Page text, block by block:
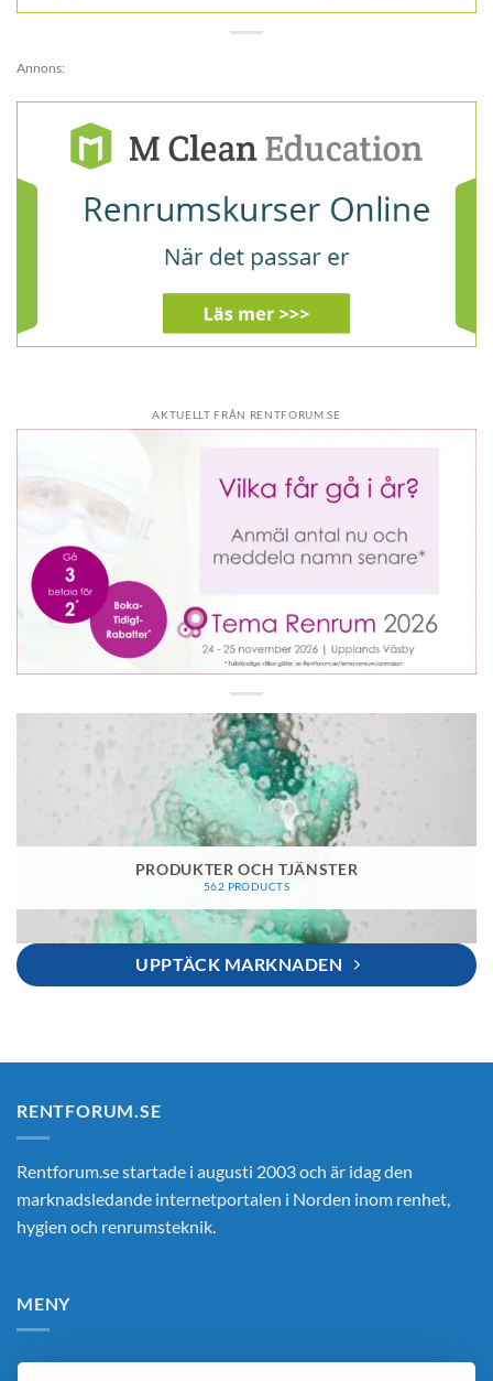
Annons:
AKTUELLT FRÅN RENTFORUM.SE
PRODUKTER OCH TJÄNSTER
562 PRODUCTS
UPPTÄCK MARKNADEN
RENTFORUM.SE
Rentforum.se startade i augusti 2003 och är idag den
marknadsledande internetportalen i Norden inom renhet,
hygien och renrumsteknik.
MENY
Hem